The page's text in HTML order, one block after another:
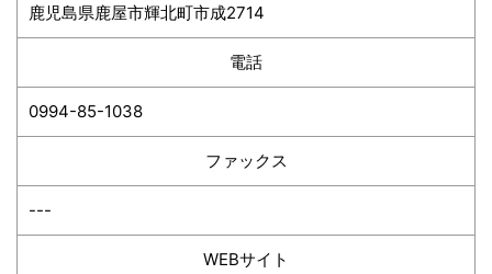
鹿児島県鹿屋市輝北町市成2714
電話
0994-85-1038
ファックス
---
WEBサイト